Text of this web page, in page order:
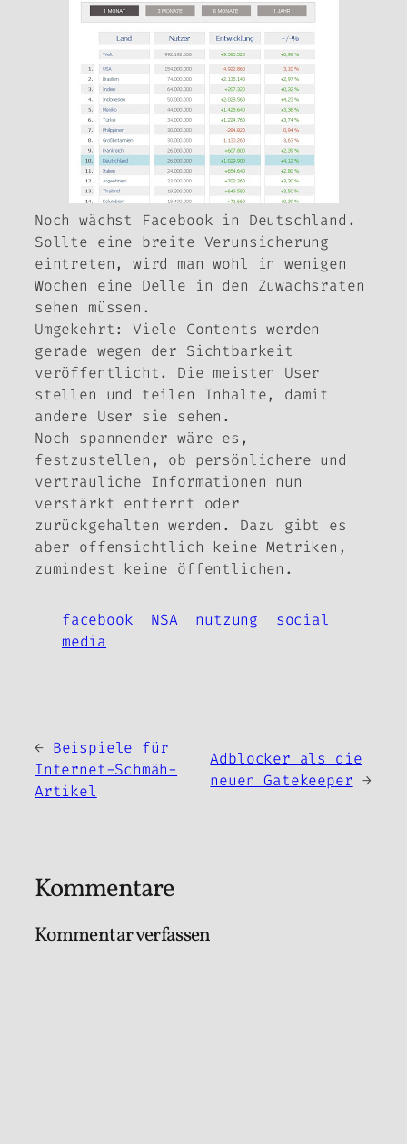
Noch wächst Facebook in Deutschland.
Sollte eine breite Verunsicherung
eintreten, wird man wohl in wenigen
Wochen eine Delle in den Zuwachsraten
sehen müssen.
Umgekehrt: Viele Contents werden
gerade wegen der Sichtbarkeit
veröffentlicht. Die meisten User
stellen und teilen Inhalte, damit
andere User sie sehen.
Noch spannender wäre es,
festzustellen, ob persönlichere und
vertrauliche Informationen nun
verstärkt entfernt oder
zurückgehalten werden. Dazu gibt es
aber offensichtlich keine Metriken,
zumindest keine öffentlichen.
facebook NSA nutzung
social
media
← Beispiele für
Internet-Schmäh-
Artikel
Adblocker als die
neuen Gatekeeper →
Kommentare
Kommentar verfassen